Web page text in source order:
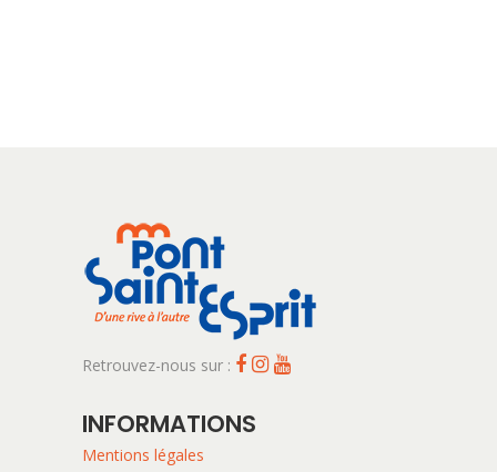
Retrouvez-nous sur :
INFORMATIONS
Mentions légales